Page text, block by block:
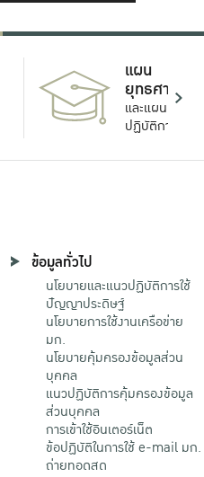
แผน
ยุทธศาสตร์
และแผน
ปฏิบัติการ
ข้อมูลทั่วไป
นโยบายและแนวปฏิบัติการใช้
ปัญญาประดิษฐ์
นโยบายการใช้งานเครือข่าย
มก.
นโยบายคุ้มครองข้อมูลส่วน
บุคคล
แนวปฏิบัติการคุ้มครองข้อมูล
ส่วนบุคคล
การเข้าใช้อินเตอร์เน็ต
ข้อปฏิบัติในการใช้ e-mail มก.
ถ่ายทอดสด